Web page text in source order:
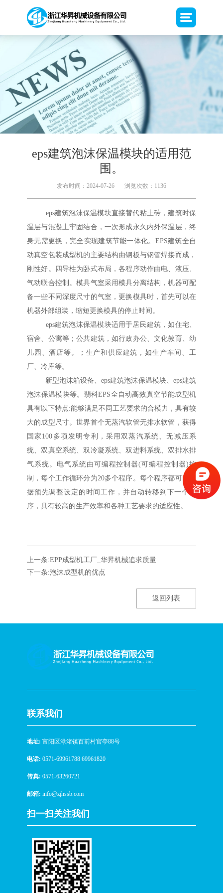
eps建筑泡沫保温模块的适用范
围。
发布时间：2024-07-26 浏览次数：1136
eps建筑泡沫保温模块直接替代粘土砖，建筑时保
温层与混凝土牢固结合，一次形成永久内外保温层，终
身无需更换，完全实现建筑节能一体化。EPS建筑全自
动真空包装成型机的主要结构由钢板与钢管焊接而成，
刚性好。四导柱为卧式布局，各程序动作由电、液压、
气动联合控制。模具气室采用模具分离结构，机器可配
备一些不同深度尺寸的气室，更换模具时，首先可以在
机器外部组装，缩短更换模具的停止时间。
eps建筑泡沫保温模块适用于居民建筑，如住宅、
宿舍、公寓等；公共建筑，如行政办公、文化教育、幼
儿园、酒店等。；生产和供应建筑，如生产车间、工
厂、冷库等。
新型泡沫箱设备、eps建筑泡沫保温模块、eps建筑
泡沫保温模块等。翡科EPS全自动高效真空节能成型机
具有以下特点:能够满足不同工艺要求的合模力，具有较
大的成型尺寸。世界首个无蒸汽软管无排水软管，获得
国家100多项发明专利，采用双蒸汽系统、无减压系
统、双真空系统、双冷凝系统、双进料系统、双排水排
气系统。电气系统由可编程控制器(可编程控制器)控
制，每个工作循环分为20多个程序。每个程序都可以根
据预先调整设定的时间工作，并自动转移到下一个程
序，具有较高的生产效率和各种工艺要求的适应性。
上一条:EPP成型机工厂_华昇机械追求质量
下一条:泡沫成型机的优点
返回列表
联系我们
地址: 富阳区渌渚镇百前村官亭88号
电话: 0571-69961788 69961820
传真: 0571-63260721
邮箱: info@zjhssb.com
扫一扫关注我们